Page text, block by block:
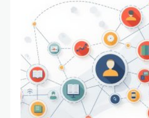
фундаментальные изменения